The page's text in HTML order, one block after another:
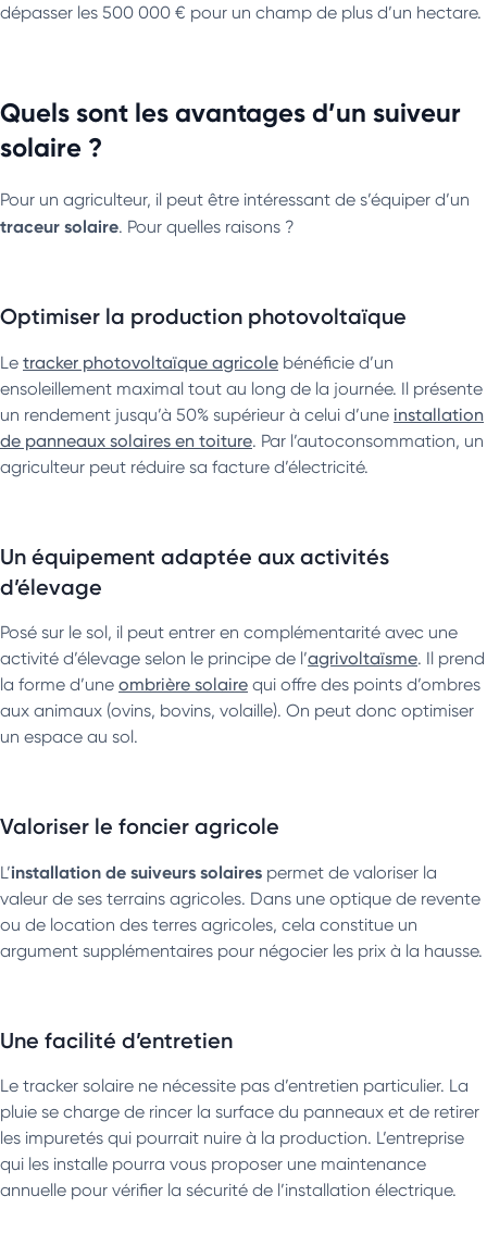
dépasser les 500 000 € pour un champ de plus d’un hectare.
Quels sont les avantages d’un suiveur
solaire ?
Pour un agriculteur, il peut être intéressant de s’équiper d’un
traceur solaire. Pour quelles raisons ?
Optimiser la production photovoltaïque
Le tracker photovoltaïque agricole bénéficie d’un
ensoleillement maximal tout au long de la journée. Il présente
un rendement jusqu’à 50% supérieur à celui d’une installation
de panneaux solaires en toiture. Par l’autoconsommation, un
agriculteur peut réduire sa facture d’électricité.
Un équipement adaptée aux activités
d’élevage
Posé sur le sol, il peut entrer en complémentarité avec une
activité d’élevage selon le principe de l’agrivoltaïsme. Il prend
la forme d’une ombrière solaire qui offre des points d’ombres
aux animaux (ovins, bovins, volaille). On peut donc optimiser
un espace au sol.
Valoriser le foncier agricole
L’installation de suiveurs solaires permet de valoriser la
valeur de ses terrains agricoles. Dans une optique de revente
ou de location des terres agricoles, cela constitue un
argument supplémentaires pour négocier les prix à la hausse.
Une facilité d’entretien
Le tracker solaire ne nécessite pas d’entretien particulier. La
pluie se charge de rincer la surface du panneaux et de retirer
les impuretés qui pourrait nuire à la production. L’entreprise
qui les installe pourra vous proposer une maintenance
annuelle pour vérifier la sécurité de l’installation électrique.